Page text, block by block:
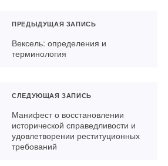
ПРЕДЫДУЩАЯ ЗАПИСЬ
Вексель: определения и
терминология
СЛЕДУЮЩАЯ ЗАПИСЬ
Манифест о восстановлении
исторической справедливости и
удовлетворении реституционных
требований